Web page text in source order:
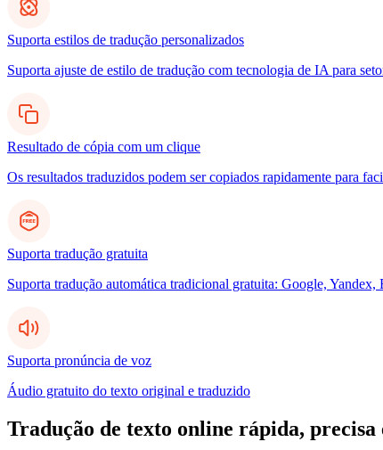
Suporta estilos de tradução personalizados
Suporta ajuste de estilo de tradução com tecnologia de IA para
Resultado de cópia com um clique
Os resultados traduzidos podem ser copiados rapidamente para
Suporta tradução gratuita
Suporta tradução automática tradicional gratuita: Google, Yandex,
Suporta pronúncia de voz
Áudio gratuito do texto original e traduzido
Tradução de texto online rápida, precisa